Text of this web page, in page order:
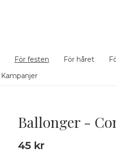
För festen För håret
Kampanjer
Ballonger -
45 kr